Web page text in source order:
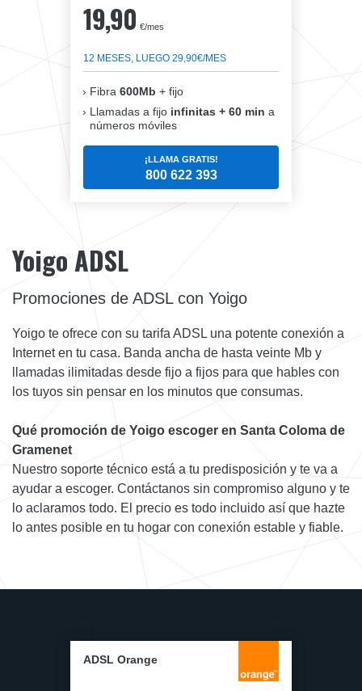
19,90 €/mes
12 MESES, LUEGO 29,90€/MES
Fibra 600Mb + fijo
Llamadas a fijo infinitas + 60 min a
números móviles
¡LLAMA GRATIS!
800 622 393
Yoigo ADSL
Promociones de ADSL con Yoigo
Yoigo te ofrece con su tarifa ADSL una potente conexión a
Internet en tu casa. Banda ancha de hasta veinte Mb y
llamadas ilimitadas desde fijo a fijos para que hables con
los tuyos sin pensar en los minutos que consumas.
Qué promoción de Yoigo escoger en Santa Coloma de
Gramenet
Nuestro soporte técnico está a tu predisposición y te va a
ayudar a escoger. Contáctanos sin compromiso alguno y te
lo aclaramos todo. El precio es todo incluido así que hazte
lo antes posible en tu hogar con conexión estable y fiable.
ADSL Orange